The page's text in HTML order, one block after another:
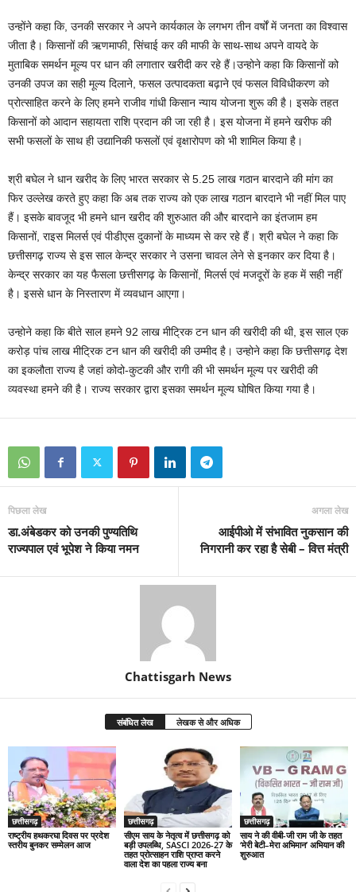
उन्होंने कहा कि, उनकी सरकार ने अपने कार्यकाल के लगभग तीन वर्षों में जनता का विश्वास
जीता है। किसानों की ऋणमाफी, सिंचाई कर की माफी के साथ-साथ अपने वायदे के
मुताबिक समर्थन मूल्य पर धान की लगातार खरीदी कर रहे हैं।उन्होने कहा कि किसानों को
उनकी उपज का सही मूल्य दिलाने, फसल उत्पादकता बढ़ाने एवं फसल विविधीकरण को
प्रोत्साहित करने के लिए हमने राजीव गांधी किसान न्याय योजना शुरू की है। इसके तहत
किसानों को आदान सहायता राशि प्रदान की जा रही है। इस योजना में हमने खरीफ की
सभी फसलों के साथ ही उद्यानिकी फसलों एवं वृक्षारोपण को भी शामिल किया है।
श्री बघेल ने धान खरीद के लिए भारत सरकार से 5.25 लाख गठान बारदाने की मांग का
फिर उल्लेख करते हुए कहा कि अब तक राज्य को एक लाख गठान बारदाने भी नहीं मिल पाए
हैं। इसके बावजूद भी हमने धान खरीद की शुरुआत की और बारदाने का इंतजाम हम
किसानों, राइस मिलर्स एवं पीडीएस दुकानों के माध्यम से कर रहे हैं। श्री बघेल ने कहा कि
छत्तीसगढ़ राज्य से इस साल केन्द्र सरकार ने उसना चावल लेने से इनकार कर दिया है।
केन्द्र सरकार का यह फैसला छत्तीसगढ़ के किसानों, मिलर्स एवं मजदूरों के हक में सही नहीं
है। इससे धान के निस्तारण में व्यवधान आएगा।
उन्होने कहा कि बीते साल हमने 92 लाख मीट्रिक टन धान की खरीदी की थी, इस साल एक
करोड़ पांच लाख मीट्रिक टन धान की खरीदी की उम्मीद है। उन्होने कहा कि छत्तीसगढ़ देश
का इकलौता राज्य है जहां कोदो-कुटकी और रागी की भी समर्थन मूल्य पर खरीदी की
व्यवस्था हमने की है। राज्य सरकार द्वारा इसका समर्थन मूल्य घोषित किया गया है।
पिछला लेख
डा.अंबेडकर को उनकी पुण्यतिथि
राज्यपाल एवं भूपेश ने किया नमन
अगला लेख
आईपीओ में संभावित नुकसान की
निगरानी कर रहा है सेबी – वित्त मंत्री
Chattisgarh News
संबंधित लेख लेखक से और अधिक
छत्तीसगढ़
राष्ट्रीय हथकरघा दिवस पर प्रदेश
स्तरीय बुनकर सम्मेलन आज
छत्तीसगढ़
सीएम साय के नेतृत्व में छत्तीसगढ़ को
बड़ी उपलब्धि, SASCI 2026-27 के
तहत प्रोत्साहन राशि प्राप्त करने
वाला देश का पहला राज्य बना
छत्तीसगढ़
साय ने की वीबी-जी राम जी के तहत
‘मेरी बेटी–मेरा अभिमान’ अभियान की
शुरुआत